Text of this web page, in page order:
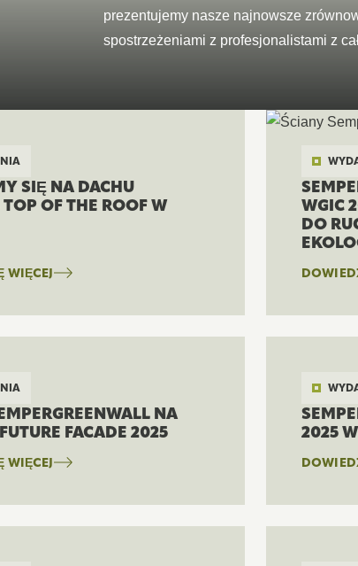
ZOBACZ WSZYSTKIE
ekosystemy,
prezentujemy nasze najnowsze
spostrzeżeniami z profesjonalistami z
SIĘ NA DACHU
OF THE ROOF W
WIĘCEJ
WGIC
DO
NA
FACADE 2025
WIĘCEJ
2025